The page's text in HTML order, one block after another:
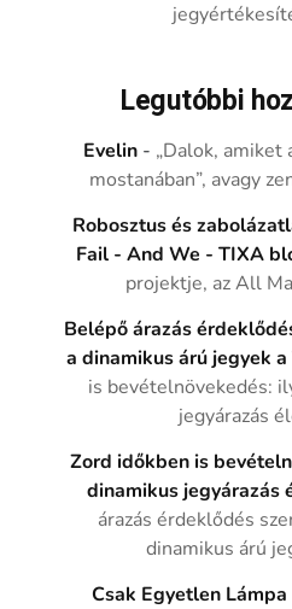
Legutóbbi
Evelin - „Dalok,
mostanában”, avagy
Robosztus és
Fail - And We - TIXA
projektje, az All
Belépő árazás
a dinamikus árú jegyek
is bevételnövekedés:
jegyárazás
Zord időkben is
dinamikus jegyárazás
árazás érdeklődés
dinamikus árú
Csak Egyetlen